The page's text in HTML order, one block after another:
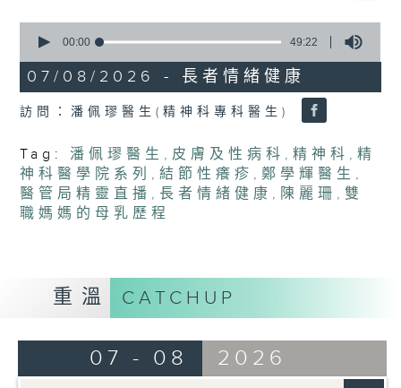
seconds
49
minutes,
seconds
00:00 49:22
07/08/2026 - 長者情緒健康
訪問：潘佩璆醫生(精神科專科醫生)
Tag: 潘佩璆醫生 ,皮膚及性病科 ,精神科 ,精
神科醫學院系列 ,結節性癢疹 ,鄭學輝醫生 ,
醫管局精靈直播 ,長者情緒健康 , 陳麗珊 ,雙
職媽媽的母乳歷程
重溫 CATCHUP
07 - 08 2026